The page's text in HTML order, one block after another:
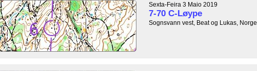
Sexta-Feira 3 Maio 2019
7-70 C-Løype
Sognsvann vest, Beat og Lukas, Norge